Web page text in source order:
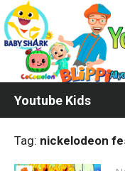
Skip
to
content
Youtube Kids
Tag: nickelodeon